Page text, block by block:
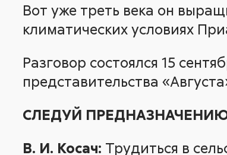
Вот уже треть века он
климатических условиях
Разговор состоялся 15
представительства
СЛЕДУЙ
В. И. Косач: Трудиться в